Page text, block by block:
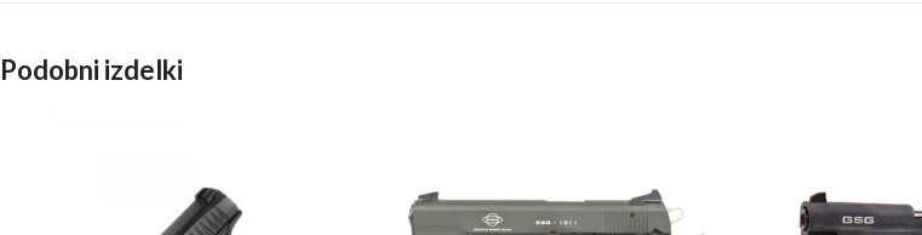
Podobni izdelki